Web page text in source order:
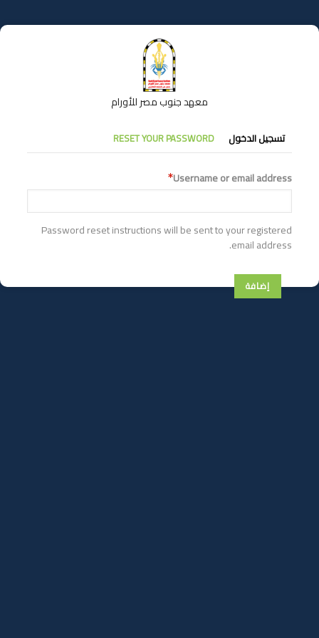
إلى
المحتوى
معهد جنوب مصر للأورام
التبويبات
الأساسية
تسجيل الدخول RESET YOUR PASSWORD
Username or email address
Password reset instructions will be sent to your registered
email address.